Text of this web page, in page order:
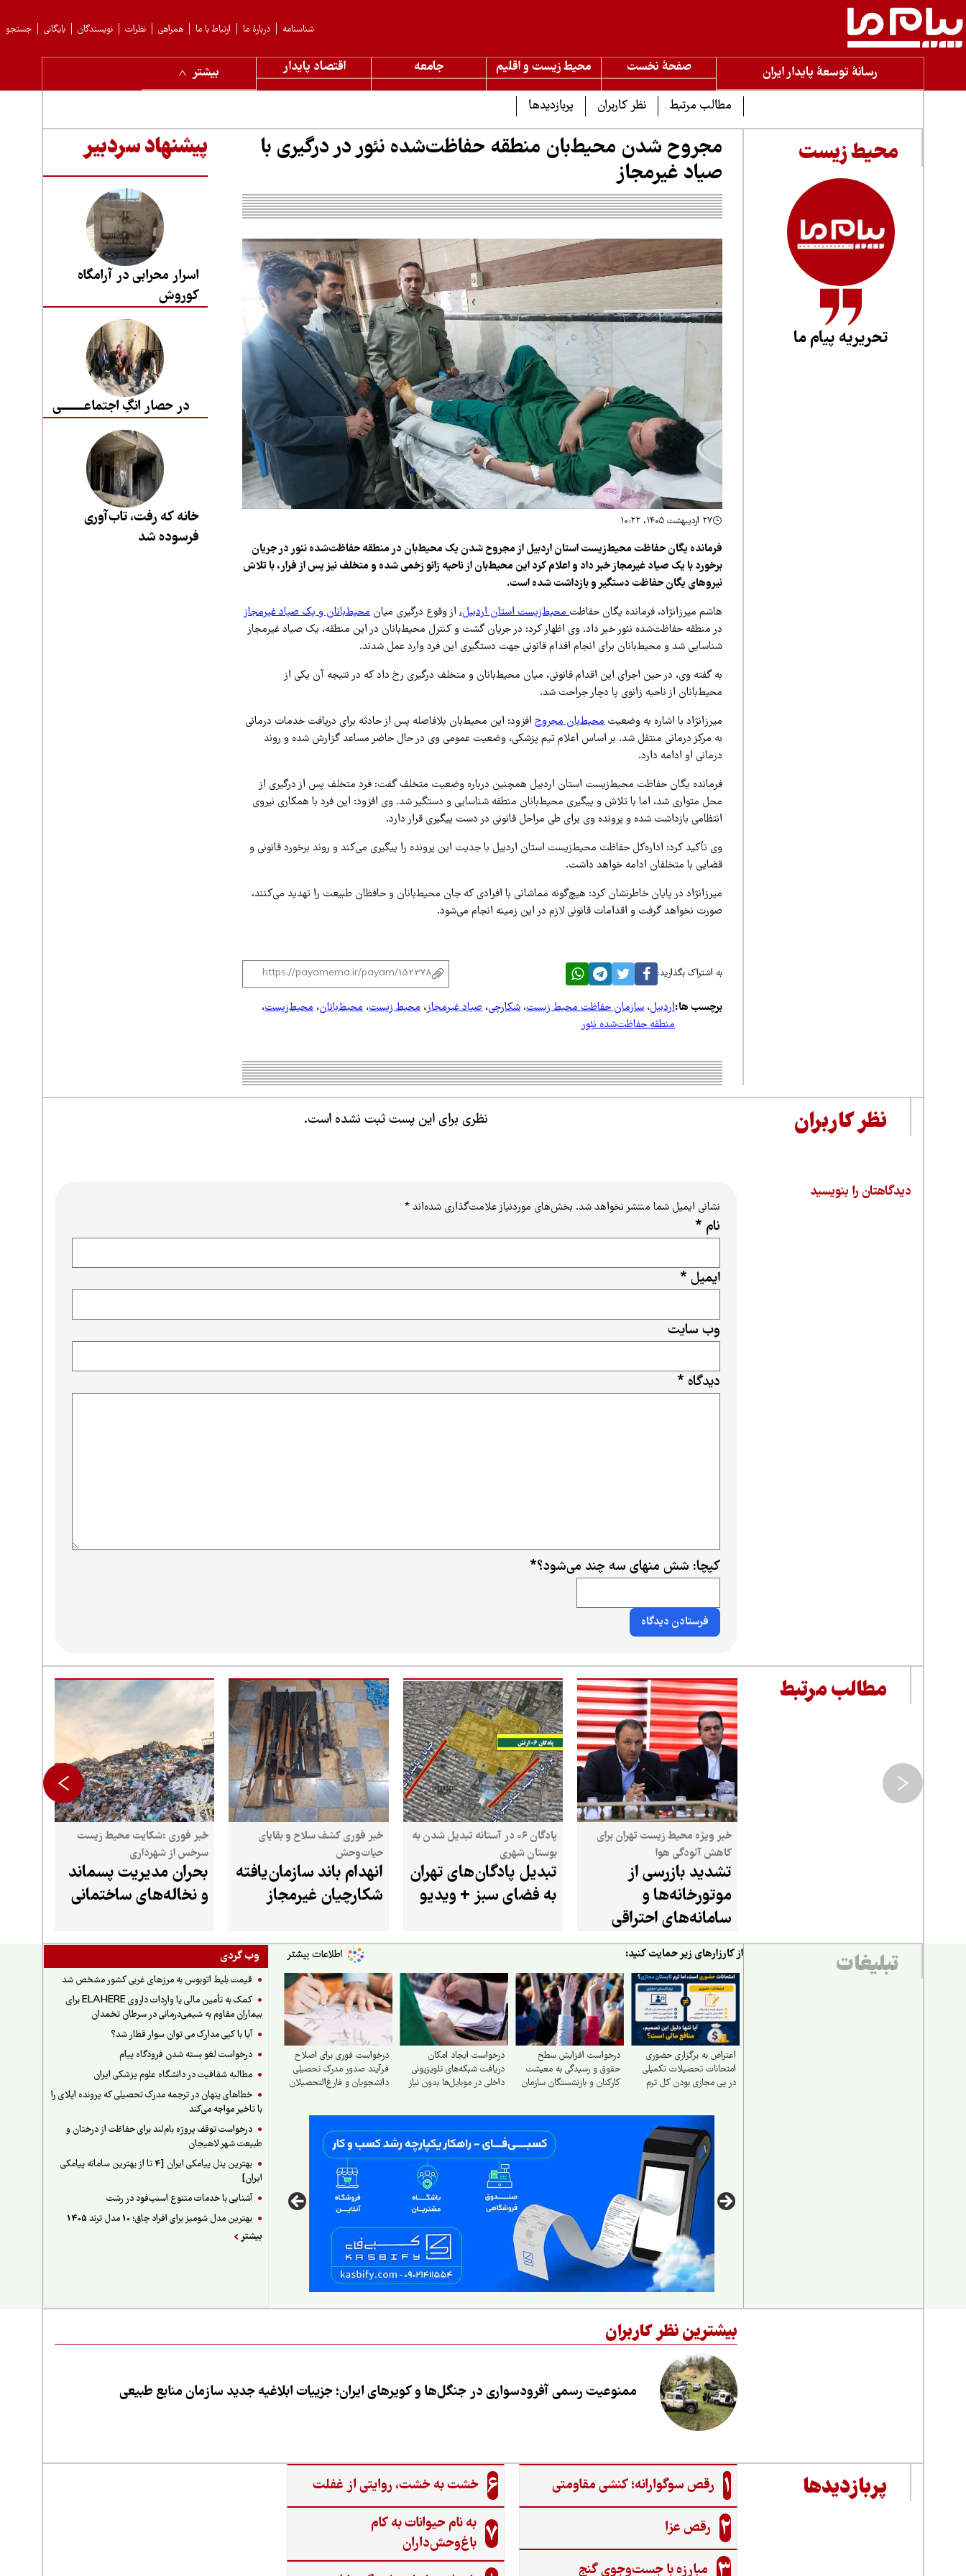
جستجو بایگانی نویسندگان نظرات همراهی ارتباط با ما دربارهٔ ما شناسنامه
رسانۀ توسعۀ پایدار ایران صفحۀ نخست محیط زیست و اقلیم جامعه اقتصاد پایدار
بیشتر
مطالب مرتبط
نظر کاربران پربازدیدها
محیط زیست
تحریریه پیام ما
مجروح شدن محیط‌بان منطقه حفاظت‌شده نئور در درگیری با
صیاد غیرمجاز
۲۷ اردیبهشت ۱۴۰۵، ۱۰:۲۲
فرمانده یگان حفاظت محیط‌زیست استان اردبیل از مجروح شدن یک محیط‌بان در منطقه حفاظت‌شده نئور در جریان
برخورد با یک صیاد غیرمجاز خبر داد و اعلام کرد این محیط‌بان از ناحیه زانو زخمی شده و متخلف نیز پس از فرار، با تلاش
نیروهای یگان حفاظت دستگیر و بازداشت شده است.
هاشم میرزانژاد، فرمانده یگان حفاظتمحیط‌زیست استان اردبیل،از وقوع درگیری میانمحیط‌بانان و یک صیاد غیرمجاز
در منطقه حفاظت‌شده نئور خبر داد. وی اظهار کرد: در جریان گشت و کنترل محیط‌بانان در این منطقه، یک صیاد غیرمجاز
شناسایی شد و محیط‌بانان برای انجام اقدام قانونی جهت دستگیری این فرد وارد عمل شدند.
به گفته وی، در حین اجرای این اقدام قانونی، میان محیط‌بانان و متخلف درگیری رخ داد که در نتیجه آن یکی از
محیط‌بانان از ناحیه زانوی پا دچار جراحت شد.
میرزانژاد با اشاره به وضعیتمحیط‌بان مجروحافزود: این محیط‌بان بلافاصله پس از حادثه برای دریافت خدمات درمانی
به مرکز درمانی منتقل شد. بر اساس اعلام تیم پزشکی، وضعیت عمومی وی در حال حاضر مساعد گزارش شده و روند
درمانی او ادامه دارد.
فرمانده یگان حفاظت محیط‌زیست استان اردبیل همچنین درباره وضعیت متخلف گفت: فرد متخلف پس از درگیری از
محل متواری شد، اما با تلاش و پیگیری محیط‌بانان منطقه شناسایی و دستگیر شد. وی افزود: این فرد با همکاری نیروی
انتظامی بازداشت شده و پرونده وی برای طی مراحل قانونی در دست پیگیری قرار دارد.
وی تأکید کرد: اداره‌کل حفاظت محیط‌زیست استان اردبیل با جدیت این پرونده را پیگیری می‌کند و روند برخورد قانونی و
قضایی با متخلفان ادامه خواهد داشت.
میرزانژاد در پایان خاطرنشان کرد: هیچ‌گونه مماشاتی با افرادی که جان محیط‌بانان و حافظان طبیعت را تهدید می‌کنند،
صورت نخواهد گرفت و اقدامات قانونی لازم در این زمینه انجام می‌شود.
به اشتراک بگذارید:
برچسب ها:اردبیل،سازمان حفاظت محیط زیست،شکارچی،صیاد غیرمجاز،محیط زیست،محیط‌بانان،محیط‌زیست،
منطقه حفاظت‌شده نئور
پیشنهاد سردبیر
اسرار محرابی در آرامگاه
کوروش
در حصار انگِ اجتماعــــــــی
خانه که رفت، تاب‌آوری
فرسوده شد
نظر کاربران نظری برای این پست ثبت نشده است.
دیدگاهتان را بنویسید
نشانی ایمیل شما منتشر نخواهد شد. بخش‌های موردنیاز علامت‌گذاری شده‌اند*
دیدگاه *
نام *
ایمیل *
وب‌ سایت
کپچا: شش منهای سه چند می‌شود؟*
مطالب مرتبط
خبر ویژه محیط زیست تهران برای
کاهش آلودگی هوا
تشدید بازرسی از
موتورخانه‌ها و
سامانه‌های احتراقی
تهران برای کاهش
آلودگی هوا
پادگان ۰۶ در آستانه تبدیل شدن به
بوستان شهری
تبدیل پادگان‌های تهران
به فضای سبز + ویدیو
خبر فوری کشف سلاح و بقایای
حیات‌وحش
انهدام باند سازمان‌یافته
شکارچیان غیرمجاز
خبر فوری :شکایت محیط زیست
سرخس از شهرداری
بحران مدیریت پسماند
و نخاله‌های ساختمانی
تبلیغات وب گردی
قیمت بلیط اتوبوس به مرزهای غربی کشور مشخص شد
کمک به تأمین مالی یا واردات داروی ELAHERE برای
بیماران مقاوم به شیمی‌درمانی در سرطان تخمدان
آیا با کپی مدارک می توان سوار قطار شد؟
درخواست لغو بسته شدن فرودگاه پیام
مطالبه شفافیت در دانشگاه علوم پزشکی ایران
خطاهای پنهان در ترجمه مدرک تحصیلی که پرونده اپلای را
با تاخیر مواجه می‌کند
درخواست توقف پروژه بام‌لند برای حفاظت از درختان و
طبیعت شهر لاهیجان
بهترین پنل پیامکی ایران [4 تا از بهترین سامانه پیامکی
ایران]
آشنایی با خدمات متنوع اسنپ‌فود در رشت
بهترین مدل شومیز برای افراد چاق؛ 10 مدل ترند 1405
بیشتر
از کارزارهای زیر حمایت کنید:
اعتراض به برگزاری حضوری
امتحانات تحصیلات تکمیلی
در پی مجازی بودن کل ترم
درخواست افزایش سطح
حقوق و رسیدگی به معیشت
کارکنان و بازنشستگان سازمان
درخواست ایجاد امکان
دریافت شبکه‌های تلویزیونی
داخلی در موبایل‌ها بدون نیاز
درخواست فوری برای اصلاح
فرآیند صدور مدرک تحصیلی
دانشجویان و فارغ‌التحصیلان
بیشترین نظر کاربران
ممنوعیت رسمی آفرودسواری در جنگل‌ها و کویرهای ایران؛ جزییات ابلاغیه جدید سازمان منابع طبیعی
پربازدیدها 1 رقص سوگوارانه؛ کنشی مقاومتی
2 رقص عزا
مبارزه با جست‌وجوی گنج‌
6 خشت به خشت، روایتی از غفلت
7 به نام حیوانات به کام
باغ‌وحش‌داران